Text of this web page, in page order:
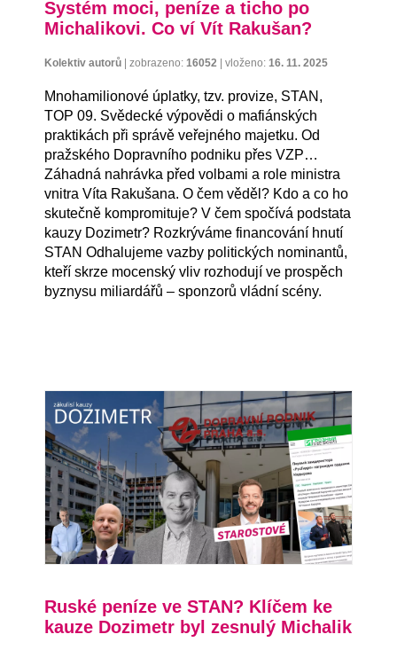
Systém moci, peníze a ticho po
Michalikovi. Co ví Vít Rakušan?
Kolektiv autorů zobrazeno: 16052 vloženo: 16. 11. 2025
Mnohamilionové úplatky, tzv. provize, STAN,
TOP 09. Svědecké výpovědi o mafiánských
praktikách při správě veřejného majetku. Od
pražského Dopravního podniku přes VZP…
Záhadná nahrávka před volbami a role ministra
vnitra Víta Rakušana. O čem věděl? Kdo a co ho
skutečně kompromituje? V čem spočívá podstata
kauzy Dozimetr? Rozkrýváme financování hnutí
STAN Odhalujeme vazby politických nominantů,
kteří skrze mocenský vliv rozhodují ve prospěch
byznysu miliardářů – sponzorů vládní scény.
Ruské peníze ve STAN? Klíčem ke
kauze Dozimetr byl zesnulý Michalik